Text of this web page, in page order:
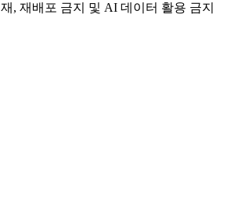
, 재배포 금지 및 AI 데이터 활용 금지